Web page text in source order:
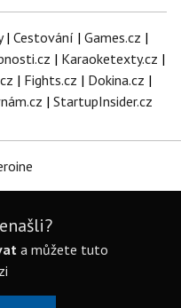
| Cestování | Games.cz |
| Karaoketexty.cz |
| Fights.cz | Dokina.cz |
| StartupInsider.cz
a můžete tuto